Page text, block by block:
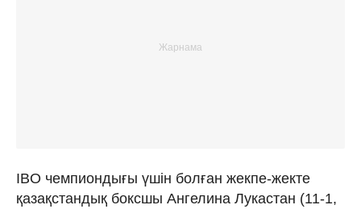
IBO чемпиондығы үшін болған жекпе-жекте
қазақстандық боксшы Ангелина Лукастан (11-1,